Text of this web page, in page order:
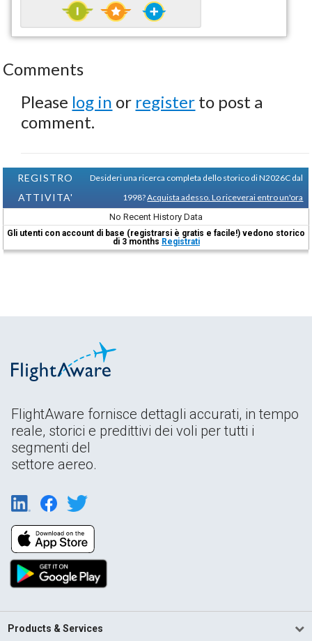
Comments
Please log in or register to post a
comment.
REGISTRO
ATTIVITA'
Desideri una ricerca completa dello storico di N2026C dal
1998?Acquista adesso. Lo riceverai entro un'ora
No Recent History Data
Gli utenti con account di base (registrarsi è gratis e facile!) vedono storico
di 3 months Registrati
FlightAware fornisce dettagli accurati, in tempo
reale, storici e predittivi dei voli per tutti i
segmenti del
settore aereo.
Products & Services